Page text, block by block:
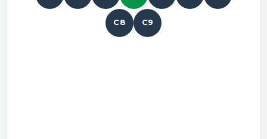
C8 C9